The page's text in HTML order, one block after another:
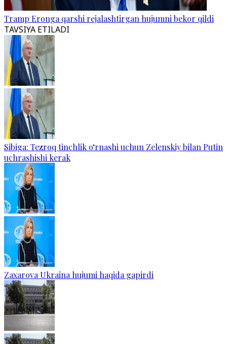
Tramp Eronga qarshi rejalashtirgan hujumni bekor qildi
TAVSIYA ETILADI
Sibiga: Tezroq tinchlik o‘rnashi uchun Zelenskiy bilan Putin
uchrashishi kerak
Zaxarova Ukraina hujumi haqida gapirdi